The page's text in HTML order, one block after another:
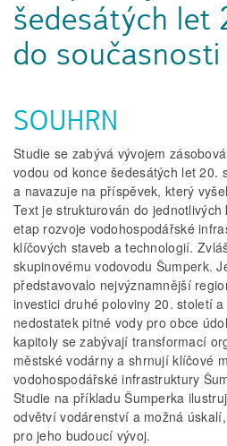
šedesátých let
do současnosti
SOUHRN
Studie se zabývá vývojem
vodou od konce šedesátých let 20.
a navazuje na příspěvek, který
Text je strukturován do
etap rozvoje vodohospodářské
klíčových staveb a technologií.
skupinovému vodovodu Šumperk.
představovalo nejvýznamnější
investici druhé poloviny 20. století
nedostatek pitné vody pro obce
kapitoly se zabývají transformací
městské vodárny a shrnují klíčové
vodohospodářské infrastruktury
Studie na příkladu Šumperka
odvětví vodárenství a možná
pro jeho budoucí vývoj.